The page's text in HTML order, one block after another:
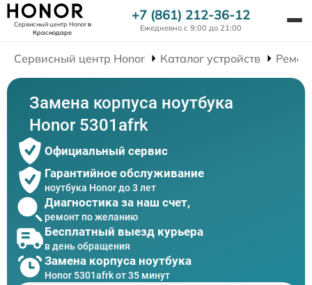
Сервисный центр Honorв
Краснодаре
+7 (861) 212-36-12
Ежедневно с 9:00 до 21:00
Сервисный центр Honor Каталог устройств
Замена корпуса ноутбука
Honor 5301afrk
Официальный сервис
Гарантийное обслуживание
ноутбука Honor до 3 лет
Диагностика за наш счет,
ремонт по желанию
Бесплатный выезд курьера
в день обращения
Замена корпуса ноутбука
Honor 5301afrk от 35 минут